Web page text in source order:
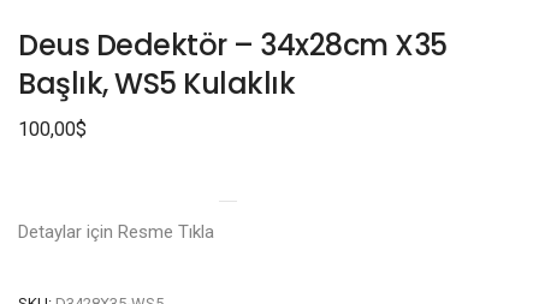
Deus Dedektör – 34x28cm X35
Başlık, WS5 Kulaklık
100,00$
Detaylar için Resme Tıkla